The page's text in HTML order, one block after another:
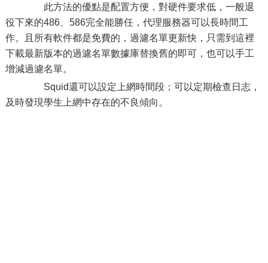
此方法的優點是配置方便，對硬件要求低，一般退
役下來的486、586完全能勝任，代理服務器可以長時間工
作。且所有軟件都是免費的，過濾名單更新快，只需到這裡
下載最新版本的過濾名單數據庫替換舊的即可，也可以手工
增減過濾名單。
Squid還可以設定上網時間段；可以定期檢查日志，
及時發現學生上網中存在的不良傾向。